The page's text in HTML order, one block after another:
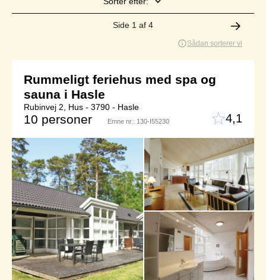
Side 1 af 4
Sådan sorterer vi
Rummeligt feriehus med spa og
sauna i Hasle
Rubinvej 2, Hus - 3790 - Hasle
10 personer Emne nr.: 130-I55230 4,1